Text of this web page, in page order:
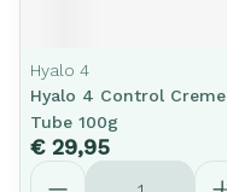
Hyalo 4
Hyalo 4 Control Creme
Tube 100g
€ 29,95
Aantal